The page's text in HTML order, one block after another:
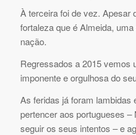
À terceira foi de vez. Apesar
fortaleza que é Almeida,
nação.
Regressados a 2015 vemos
imponente e orgulhosa do
As feridas já foram lambidas
pertencer aos portugueses –
seguir os seus intentos – e